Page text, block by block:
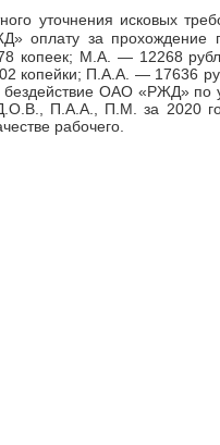
уточнения исковых
оплату за прохождение
копеек; М.А. —12268
копейки; П.А.А. —17636
бездействие ОАО «РЖД» по
П.А.А., П.М. за 2020
рабочего.